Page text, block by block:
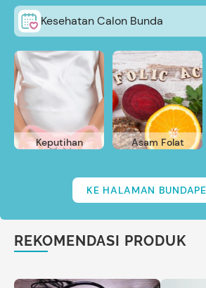
Kesehatan Calon Bunda
Keputihan Asam Folat
KE HALAMAN
REKOMENDASI PRODUK